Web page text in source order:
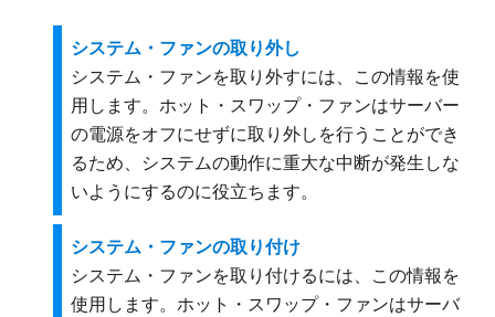
システム・ファンの取り外し
システム・ファンを取り外すには、この情報を使
用します。ホット・スワップ・ファンはサーバー
の電源をオフにせずに取り外しを行うことができ
るため、システムの動作に重大な中断が発生しな
いようにするのに役立ちます。
システム・ファンの取り付け
システム・ファンを取り付けるには、この情報を
使用します。ホット・スワップ・ファンはサーバ